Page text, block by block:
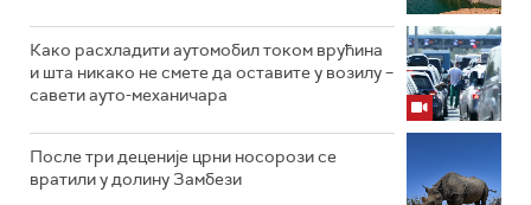
Како расхладити аутомобил током врућина
и шта никако не смете да оставите у возилу –
савети ауто-механичара
После три деценије црни носорози се
вратили у долину Замбези